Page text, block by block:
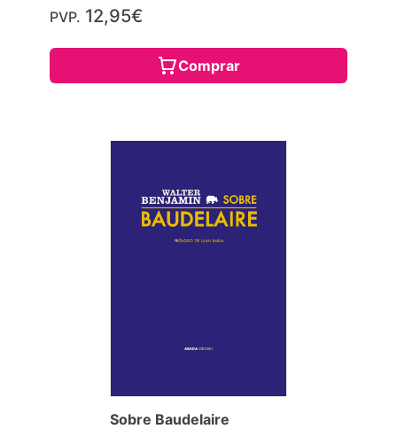
PVP. 12,95€
Comprar
Sobre Baudelaire